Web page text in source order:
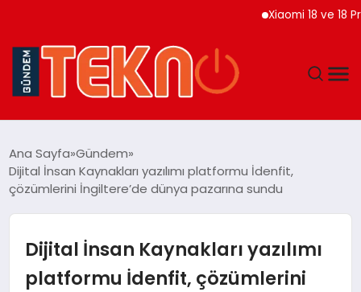
Xiaomi 18 ve 18 Pro
GÜNDEM
EĞITIM
Ana Sayfa Gündem
Dijital İnsan Kaynakları yazılımı platformu İdenfit,
çözümlerini İngiltere’de dünya pazarına sundu
Dijital İnsan Kaynakları yazılımı
platformu İdenfit, çözümlerini